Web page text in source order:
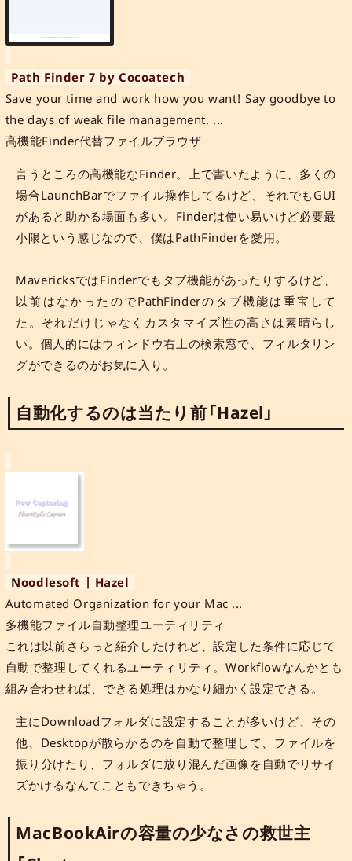
Path Finder 7 by Cocoatech
Save your time and work how you want! Say goodbye to
the days of weak file management. ...
高機能Finder代替ファイルブラウザ
言うところの高機能なFinder。上で書いたように、多くの
場合LaunchBarでファイル操作してるけど、それでもGUI
があると助かる場面も多い。Finderは使い易いけど必要最
小限という感じなので、僕はPathFinderを愛用。
MavericksではFinderでもタブ機能があったりするけど、
以前はなかったのでPathFinderのタブ機能は重宝して
た。それだけじゃなくカスタマイズ性の高さは素晴らし
い。個人的にはウィンドウ右上の検索窓で、フィルタリン
グができるのがお気に入り。
自動化するのは当たり前「Hazel」
Noodlesoft | Hazel
Automated Organization for your Mac ...
多機能ファイル自動整理ユーティリティ
これは以前さらっと紹介したけれど、設定した条件に応じて
自動で整理してくれるユーティリティ。Workflowなんかとも
組み合わせれば、できる処理はかなり細かく設定できる。
主にDownloadフォルダに設定することが多いけど、その
他、Desktopが散らかるのを自動で整理して、ファイルを
振り分けたり、フォルダに放り混んだ画像を自動でリサイ
ズかけるなんてこともできちゃう。
MacBookAirの容量の少なさの救世主